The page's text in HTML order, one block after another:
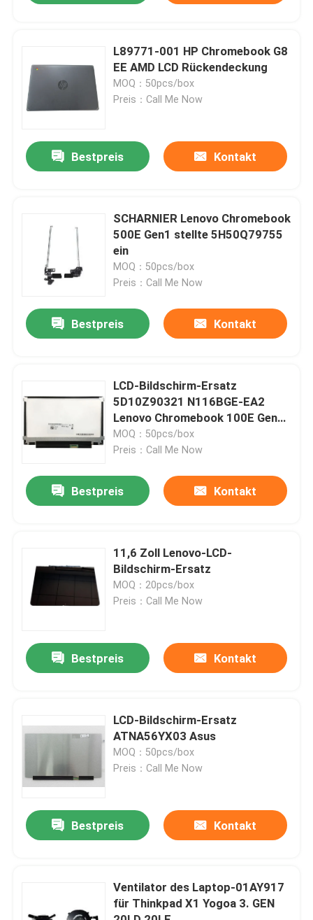
Videos
Über uns
Qualitätskontrolle
Treten Sie mit uns in Verbindung
Fordern Sie ein Zitat
Dell-LCD-Bildschirm-Ersatz
L89771-001 HP Chromebook G8
EE AMD LCD Rückendeckung
MOQ：50pcs/box
Preis：Call Me Now
Bestpreis Kontakt
SCHARNIER Lenovo Chromebook
500E Gen1 stellte 5H50Q79755
ein
MOQ：50pcs/box
Preis：Call Me Now
Bestpreis Kontakt
LCD-Bildschirm-Ersatz
5D10Z90321 N116BGE-EA2
Lenovo Chromebook 100E Gen3
AMD
MOQ：50pcs/box
Preis：Call Me Now
Bestpreis Kontakt
11,6 Zoll Lenovo-LCD-
Bildschirm-Ersatz
MOQ：20pcs/box
Preis：Call Me Now
Bestpreis Kontakt
LCD-Bildschirm-Ersatz
ATNA56YX03 Asus
MOQ：50pcs/box
Preis：Call Me Now
Bestpreis Kontakt
Ventilator des Laptop-01AY917
für Thinkpad X1 Yogoa 3. GEN